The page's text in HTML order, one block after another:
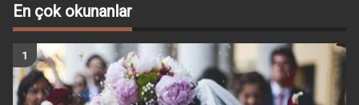
En çok okunanlar